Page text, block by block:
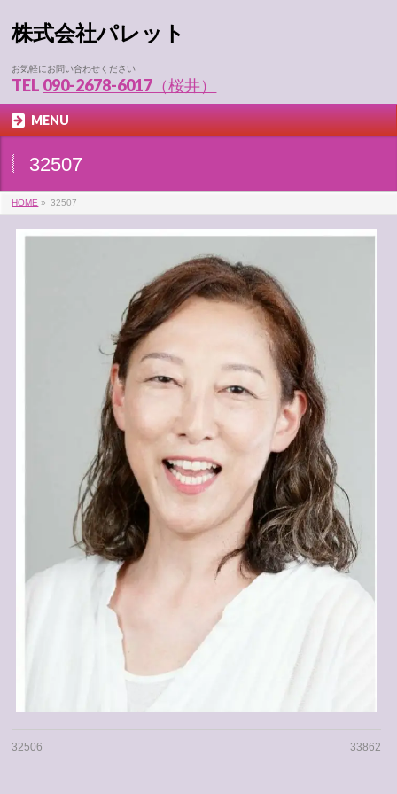
株式会社パレット
お気軽にお問い合わせください
TEL 090-2678-6017（桜井）
MENU
32507
HOME » 32507
32506 33862